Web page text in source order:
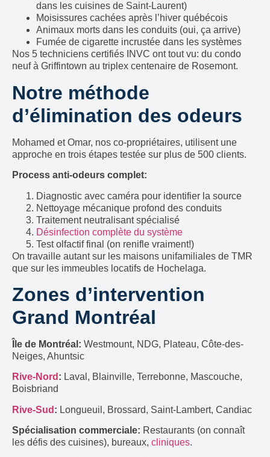
dans les cuisines de Saint-Laurent)
Moisissures cachées après l’hiver québécois
Animaux morts dans les conduits (oui, ça arrive)
Fumée de cigarette incrustée dans les systèmes
Nos 5 techniciens certifiés INVC ont tout vu: du condo
neuf à Griffintown au triplex centenaire de Rosemont.
Notre méthode
d’élimination des odeurs
Mohamed et Omar, nos co-propriétaires, utilisent une
approche en trois étapes testée sur plus de 500 clients.
Process anti-odeurs complet:
Diagnostic avec caméra pour identifier la source
Nettoyage mécanique profond des conduits
Traitement neutralisant spécialisé
Désinfection complète du système
Test olfactif final (on renifle vraiment!)
On travaille autant sur les maisons unifamiliales de TMR
que sur les immeubles locatifs de Hochelaga.
Zones d’intervention
Grand Montréal
Île de Montréal: Westmount, NDG, Plateau, Côte-des-
Neiges, Ahuntsic
Rive-Nord : Laval, Blainville, Terrebonne, Mascouche,
Boisbriand
Rive-Sud : Longueuil, Brossard, Saint-Lambert, Candiac
Spécialisation commerciale: Restaurants (on connaît
les défis des cuisines), bureaux, cliniques.